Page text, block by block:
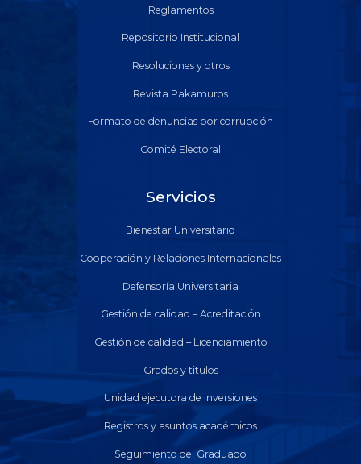
Reglamentos
Repositorio Institucional
Resoluciones y otros
Revista Pakamuros
Formato de denuncias por corrupción
Comité Electoral
Servicios
Bienestar Universitario
Cooperación y Relaciones Internacionales
Defensoría Universitaria
Gestión de calidad – Acreditación
Gestión de calidad – Licenciamiento
Grados y titulos
Unidad ejecutora de inversiones
Registros y asuntos académicos
Seguimiento del Graduado